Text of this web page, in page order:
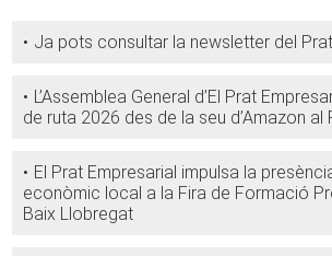
Ja pots consultar la newsletter del
L’Assemblea General d’El Prat
de ruta 2026 des de la seu d’Amazon al
El Prat Empresarial impulsa la
econòmic local a la Fira de Formació
Baix Llobregat